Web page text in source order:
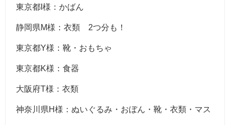
東京都I様：かばん
静岡県M様：衣類 2つ分も！
東京都Y様：靴・おもちゃ
東京都K様：食器
大阪府T様：衣類
神奈川県H様：ぬいぐるみ・おぼん・靴・衣類・マス